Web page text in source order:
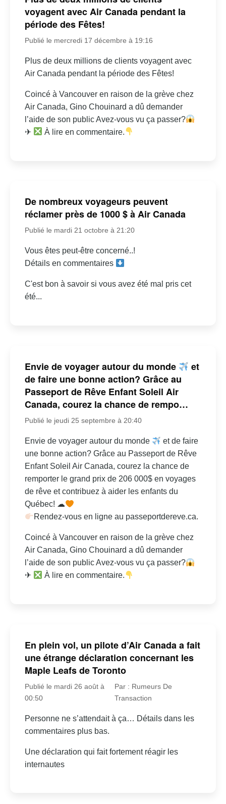
voyagent avec Air Canada pendant la
période des Fêtes!
Publié le mercredi 17 décembre à 19:16
Plus de deux millions de clients voyagent avec
Air Canada pendant la période des Fêtes!
Coincé à Vancouver en raison de la grève chez
Air Canada, Gino Chouinard a dû demander
l’aide de son public Avez-vous vu ça passer?
✈
À lire en commentaire.
De nombreux voyageurs peuvent
réclamer près de 1000 $ à Air Canada
Publié le mardi 21 octobre à 21:20
Vous êtes peut-être concerné..!
Détails en commentaires
C'est bon à savoir si vous avez été mal pris cet
été...
Envie de voyager autour du monde
et
de faire une bonne action? Grâce au
Passeport de Rêve Enfant Soleil Air
Canada, courez la chance de rempo…
Publié le jeudi 25 septembre à 20:40
Envie de voyager autour du monde
et de faire
une bonne action? Grâce au Passeport de Rêve
Enfant Soleil Air Canada, courez la chance de
remporter le grand prix de 206 000$ en voyages
de rêve et contribuez à aider les enfants du
Québec! ☁
Rendez-vous en ligne au passeportdereve.ca.
Coincé à Vancouver en raison de la grève chez
Air Canada, Gino Chouinard a dû demander
l’aide de son public Avez-vous vu ça passer?
✈
À lire en commentaire.
En plein vol, un pilote d’Air Canada a fait
une étrange déclaration concernant les
Maple Leafs de Toronto
Publié le mardi 26 août à
00:50
Par : Rumeurs De
Transaction
Personne ne s’attendait à ça… Détails dans les
commentaires plus bas.
Une déclaration qui fait fortement réagir les
internautes